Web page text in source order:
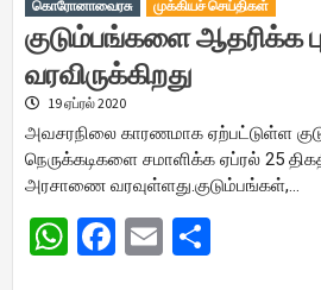
கொரோனாவைரசு முக்கியச் செய்திகள்
குடும்பங்களை ஆதரிக்க
வரவிருக்கிறது
19 ஏப்ரல் 2020
அவசரநிலை காரணமாக ஏற்பட்டுள்ள
நெருக்கடிகளை சமாளிக்க ஏப்ரல் 25
அரசாணை வரவுள்ளது.குடும்பங்கள்,…
WhatsApp
Facebook
Email